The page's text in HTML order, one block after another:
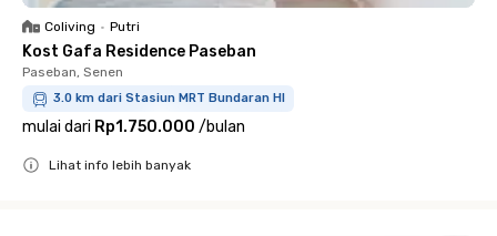
Coliving • Putri
Kost Gafa Residence Paseban
Paseban, Senen
3.0 km dari Stasiun MRT Bundaran HI
mulai dari Rp1.750.000 /bulan
Lihat info lebih banyak